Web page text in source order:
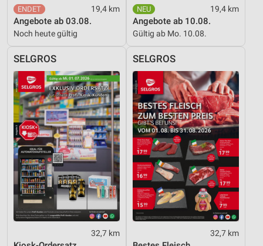
19,4 km
Angebote ab 03.08.
Noch heute gültig
19,4 km
Angebote ab 10.08.
Gültig ab Mo. 10.08.
SELGROS
32,7 km
SELGROS
32,7 km